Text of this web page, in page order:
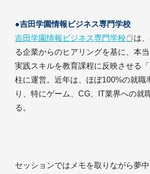
●吉田学園情報ビジネス専門学校
吉田学園情報ビジネス専門学校
は
る企業からのヒアリングを基に、本
実践スキルを教育課程に反映させる
柱に運営。近年は、ほぼ100%の就職
り、特にゲーム、CG、IT業界への就
る。
セッションではメモを取りながら夢